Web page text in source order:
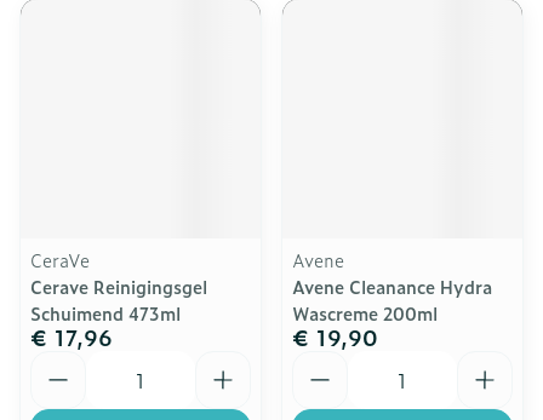
CeraVe
Cerave Reinigingsgel
Schuimend 473ml
€ 17,96
Avene
Avene Cleanance Hydra
Wascreme 200ml
€ 19,90